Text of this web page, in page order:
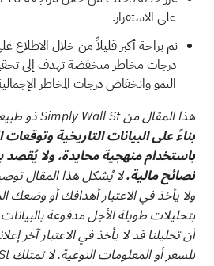
على الاستقرار.
نم براحة أكبر قليلاً من خلال الاطلاع
درجات مخاطر منخفضةتهدف إلى
النمو وانخفاض درجات المخاطر
هذا المقال من Simply Wall St ذو طبيعة عامة.
بناءً على البيانات التاريخية
باستخدام منهجية محايدة، ولا يُقصد
نصائح مالية.لا يُشكل هذا المقال
ولا يأخذ في الاعتبار أهدافك أو وضعك
بتحليلات طويلة الأجل مدفوعة
أن تحليلنا قد لا يأخذ في الاعتبار آخر